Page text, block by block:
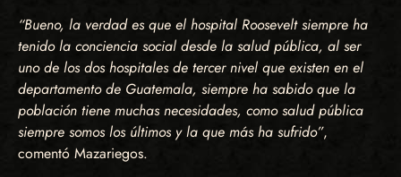
“Bueno, la verdad es que el hospital Roosevelt siempre ha
tenido la conciencia social desde la salud pública, al ser
uno de los dos hospitales de tercer nivel que existen en el
departamento de Guatemala, siempre ha sabido que la
población tiene muchas necesidades, como salud pública
siempre somos los últimos y la que más ha sufrido”,
comentó Mazariegos.